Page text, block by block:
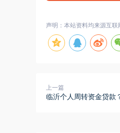
声明：本站资料均来源互
上一篇
临沂个人周转资金贷款